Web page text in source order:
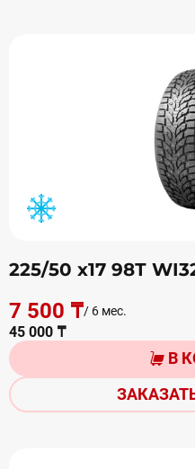
225/50 х17 98Т
7 500 ₸/ 6 мес.
45 000 ₸
В